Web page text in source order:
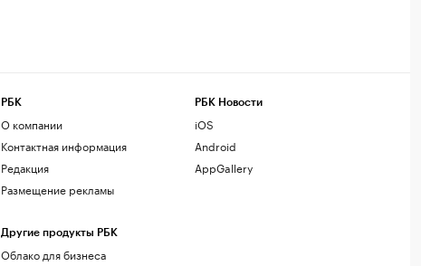
РБК
О компании
Контактная информация
Редакция
Размещение рекламы
Другие продукты РБК
Облако для бизнеса
РБК Новости
iOS
Android
AppGallery